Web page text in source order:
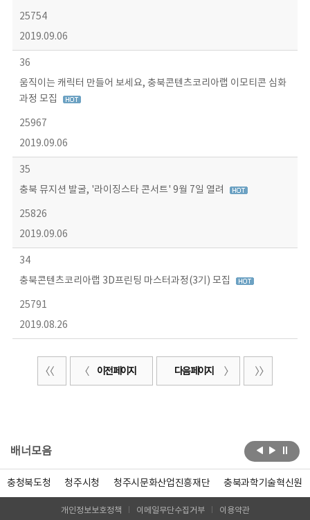
25754
2019.09.06
36
움직이는 캐릭터 만들어 보세요, 충북콘텐츠코리아랩 이모티콘 심화
과정 모집
25967
2019.09.06
35
충북 뮤지션 발굴, '라이징스타 콘서트' 9월 7일 열려
25826
2019.09.06
34
충북콘텐츠코리아랩 3D프린팅 마스터과정(3기) 모집
25791
2019.08.26
이전 페이지 다음 페이지
배너모음
충청북도청 청주시청 청주시문화산업진흥재단 충북과학기술혁신원
개인정보보호정책 이메일무단수집거부 이용약관